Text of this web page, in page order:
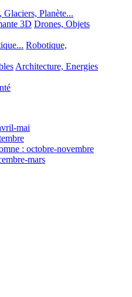
Glaciers, Planète...
3D Drones, Objets
Robotique,
Architecture, Energies
mai
: octobre-novembre
mars